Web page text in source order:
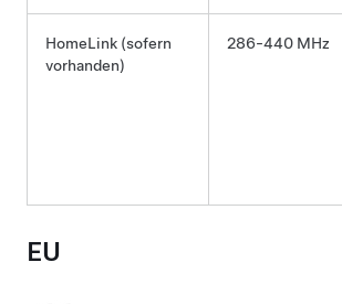
HomeLink (sofern
vorhanden)
286-440 MHz
EU